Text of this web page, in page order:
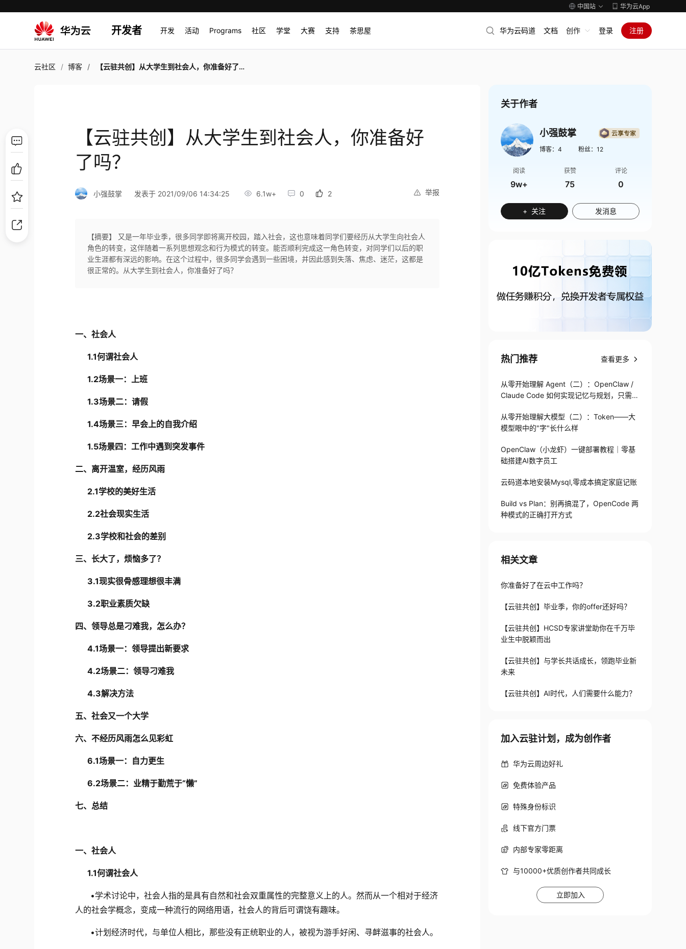
中国站 华为云App
开发者 开发 活动 Programs 社区 学堂 大赛 支持 茶思屋 华为云码道 文档 创作 登录 注册
云社区 博客 【云驻共创】从大学生到社会人，你准备好了吗？
【云驻共创】从大学生到社会人，你准备好
了吗？
举报
小强鼓掌 发表于 2021/09/06 14:34:25 6.1w+ 0 2
【摘要】 又是一年毕业季，很多同学即将离开校园，踏入社会，这也意味着同学们要经历从大学生向社会人
角色的转变，这伴随着一系列思想观念和行为模式的转变。能否顺利完成这一角色转变，对同学们以后的职
业生涯都有深远的影响。在这个过程中，很多同学会遇到一些困境，并因此感到失落、焦虑、迷茫，这都是
很正常的。从大学生到社会人，你准备好了吗？
一、社会人
1.1何谓社会人
1.2场景一：上班
1.3场景二：请假
1.4场景三：早会上的自我介绍
1.5场景四：工作中遇到突发事件
二、 离开温室，经历风雨
2.1学校的美好生活
2.2社会现实生活
2.3学校和社会的差别
三、长大了，烦恼多了？
3.1现实很骨感理想很丰满
3.2职业素质欠缺
四、领导总是刁难我，怎么办？
4.1场景一：领导提出新要求
4.2场景二：领导刁难我
4.3解决方法
五、社会又一个大学
六、不经历风雨怎么见彩虹
6.1场景一：自力更生
6.2场景二：业精于勤荒于“懒”
七、总结
一、社会人
1.1何谓社会人
•学术讨论中，社会人指的是具有自然和社会双重属性的完整意义上的人。然而从一个相对于经济
人的社会学概念，变成一种流行的网络用语，社会人的背后可谓饶有趣味。
•计划经济时代，与单位人相比，那些没有正统职业的人，被视为游手好闲、寻衅滋事的社会人。
关于作者
小强鼓掌
博客： 4 粉丝： 12
阅读
9w+
获赞
75
评论
0
+ 关注 发消息
热门推荐 查看更多
从零开始理解 Agent（二）：OpenClaw /
Claude Code 如何实现记忆与规划，只需1
从零开始理解大模型（二）：Token——大
模型眼中的"字"长什么样
OpenClaw（小龙虾）一键部署教程｜零基
础搭建AI数字员工
云码道本地安装Mysql,零成本搞定家庭记账
Build vs Plan：别再搞混了，OpenCode 两
种模式的正确打开方式
相关文章
你准备好了在云中工作吗？
【云驻共创】毕业季，你的offer还好吗？
【云驻共创】HCSD专家讲堂助你在千万毕
业生中脱颖而出
【云驻共创】与学长共话成长，领跑毕业新
未来
【云驻共创】AI时代，人们需要什么能力？
加入云驻计划，成为创作者
华为云周边好礼
免费体验产品
特殊身份标识
线下官方门票
内部专家零距离
与10000+优质创作者共同成长
立即加入